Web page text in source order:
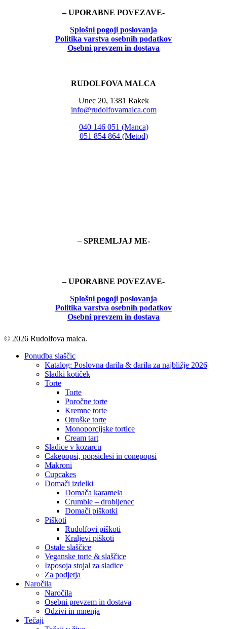
– UPORABNE POVEZAVE-
Splošni pogoji poslovanja
Politika varstva osebnih podatkov
Osebni prevzem in dostava
RUDOLFOVA MALCA
Unec 20, 1381 Rakek
info@rudolfovamalca.com
040 146 051 (Manca)
051 854 864 (Metod)
– SPREMLJAJ ME-
– UPORABNE POVEZAVE-
Splošni pogoji poslovanja
Politika varstva osebnih podatkov
Osebni prevzem in dostava
© 2026 Rudolfova malca.
Close
Ponudba slaščic
Katalog: Poslovna darila & darila za najbližje 2026
Sladki kotiček
Torte
Torte
Poročne torte
Kremne torte
Otroške torte
Monoporcijske tortice
Cream tart
Sladice v kozarcu
Cakepopsi, popsiclesi in conepopsi
Makroni
Cupcakes
Domači izdelki
Domača karamela
Crumble – drobljenec
Domači piškotki
Piškoti
Rudolfovi piškoti
Kraljevi piškoti
Ostale slaščice
Veganske torte & slaščice
Izposoja stojal za sladice
Za podjetja
Naročila
Naročila
Osebni prevzem in dostava
Odzivi in mnenja
Tečaji